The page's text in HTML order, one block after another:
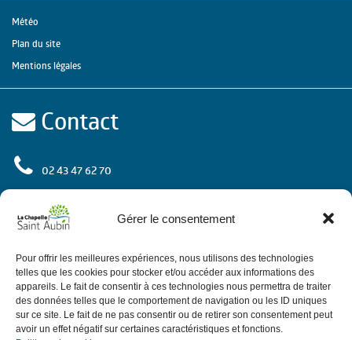
Gérer le consentement
Pour offrir les meilleures expériences, nous utilisons des technologies
telles que les cookies pour stocker et/ou accéder aux informations des
appareils. Le fait de consentir à ces technologies nous permettra de traiter
des données telles que le comportement de navigation ou les ID uniques
sur ce site. Le fait de ne pas consentir ou de retirer son consentement peut
avoir un effet négatif sur certaines caractéristiques et fonctions.
Météo
Plan du site
Mentions légales
Contact
02 43 47 62 70
rue de l'Europe
72 650 La Chapelle Saint Aubin
Contactez-nous
Horaires